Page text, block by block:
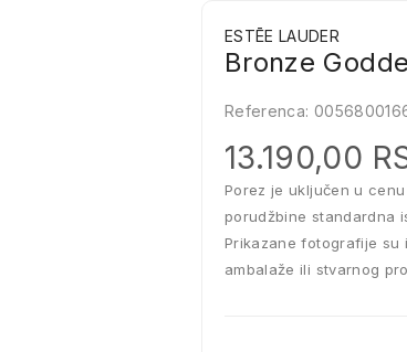
ESTĒE LAUDER
Bronze
Referenca:
13.190,00
Porez je uključen u cenu
porudžbine standardna
Prikazane fotografije su
ambalaže ili stvarnog